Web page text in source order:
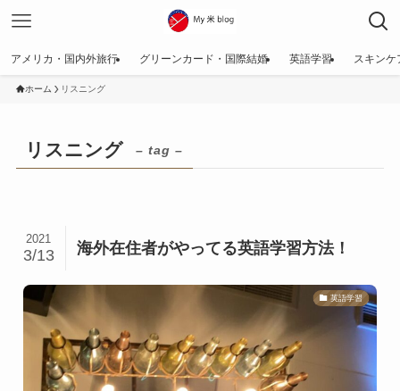
アメリカ・国内外旅行 グリーンカード・国際結婚 英語学習 スキンケ
ホーム リスニング
リスニング – tag –
海外在住者がやってる英語学習方法！
2021
3/13
英語学習